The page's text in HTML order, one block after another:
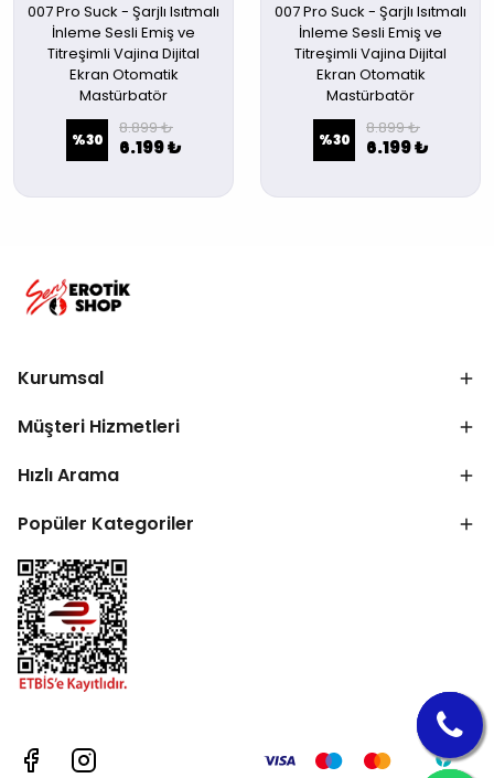
007 Pro Suck - Şarjlı Isıtmalı
İnleme Sesli Emiş ve
Titreşimli Vajina Dijital
Ekran Otomatik
Mastürbatör
%30
8.899 ₺
6.199 ₺
007 Pro Suck - Şarjlı Isıtmalı
İnleme Sesli Emiş ve
Titreşimli Vajina Dijital
Ekran Otomatik
Mastürbatör
%30
8.899 ₺
6.199 ₺
Kurumsal
Müşteri Hizmetleri
Hızlı Arama
Popüler Kategoriler